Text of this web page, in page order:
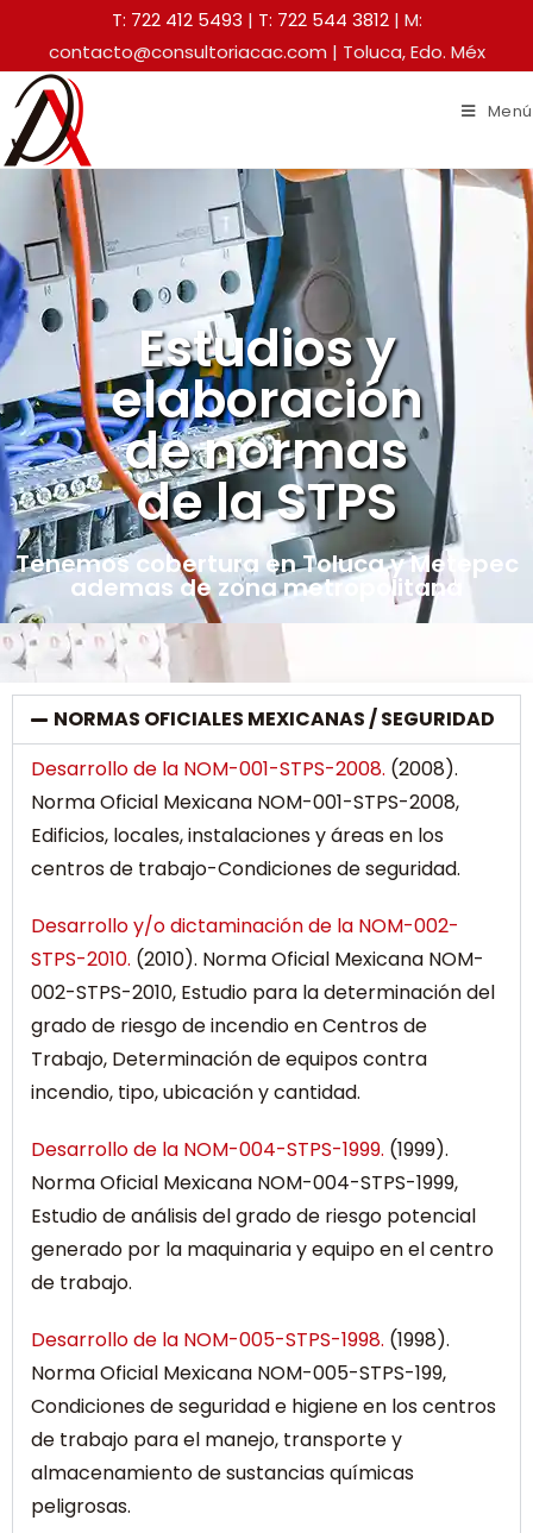
T: 722 412 5493 | T: 722 544 3812| M:
contacto@consultoriacac.com | Toluca, Edo. Méx
Menú
Estudios y
elaboración
de normas
de la STPS
Tenemos cobertura en Toluca y Metepec
ademas de zona metropolitana
NORMAS OFICIALES MEXICANAS / SEGURIDAD
Desarrollo de la NOM-001-STPS-2008. (2008).
Norma Oficial Mexicana NOM-001-STPS-2008,
Edificios, locales, instalaciones y áreas en los
centros de trabajo-Condiciones de seguridad.
Desarrollo y/o dictaminación de la NOM-002-
STPS-2010. (2010). Norma Oficial Mexicana NOM-
002-STPS-2010, Estudio para la determinación del
grado de riesgo de incendio en Centros de
Trabajo, Determinación de equipos contra
incendio, tipo, ubicación y cantidad.
Desarrollo de la NOM-004-STPS-1999. (1999).
Norma Oficial Mexicana NOM-004-STPS-1999,
Estudio de análisis del grado de riesgo potencial
generado por la maquinaria y equipo en el centro
de trabajo.
Desarrollo de la NOM-005-STPS-1998. (1998).
Norma Oficial Mexicana NOM-005-STPS-199,
Condiciones de seguridad e higiene en los centros
de trabajo para el manejo, transporte y
almacenamiento de sustancias químicas
peligrosas.